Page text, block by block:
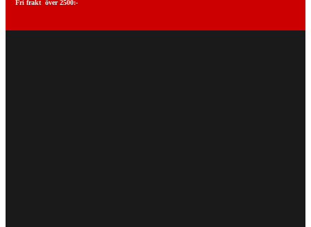
Fri frakt över 2500:-